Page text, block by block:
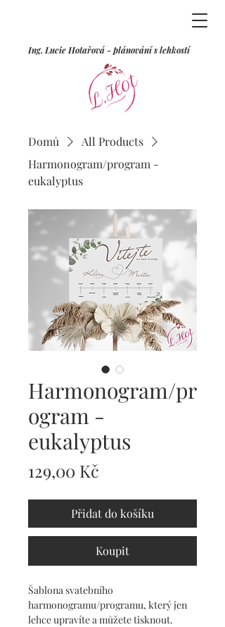
Ing. Lucie Hotařová - plánování s lehkostí
Domů
All Products
Harmonogram/program -
eukalyptus
Harmonogram/pr
ogram -
eukalyptus
129,00 Kč
Přidat do košíku
Koupit
Šablona svatebního
harmonogramu/programu, který jen
lehce upravíte a můžete tisknout.